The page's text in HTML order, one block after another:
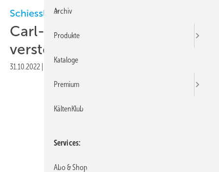
Schiessl
Carl-Georg Schießl
verstorben
31.10.2022 Druckvorschau
Archiv
Produkte
Kataloge
Premium
KältenKlub
Services
Abo & Shop